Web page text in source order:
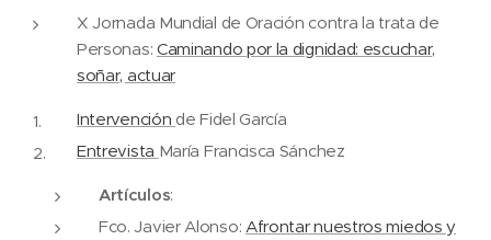
X Jornada Mundial de Oración contra la trata de
Personas: Caminando por la dignidad: escuchar,
soñar, actuar
Intervención de Fidel García
Entrevista María Francisca Sánchez
Artículos:
Fco. Javier Alonso: Afrontar nuestros miedos y